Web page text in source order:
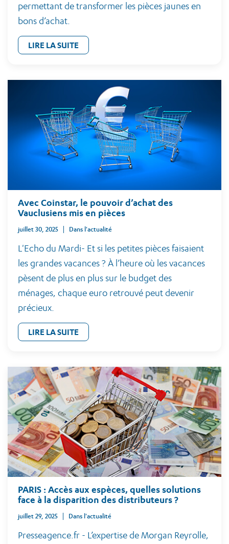
permettant de transformer les pièces jaunes en
bons d’achat.
LIRE LA SUITE
Avec Coinstar, le pouvoir d’achat des
Vauclusiens mis en pièces
juillet 30, 2025 Dans l'actualité
L'Echo du Mardi- Et si les petites pièces faisaient
les grandes vacances ? À l’heure où les vacances
pèsent de plus en plus sur le budget des
ménages, chaque euro retrouvé peut devenir
précieux.
LIRE LA SUITE
PARIS : Accès aux espèces, quelles solutions
face à la disparition des distributeurs ?
juillet 29, 2025 Dans l'actualité
Presseagence.fr - L’expertise de Morgan Reyrolle,